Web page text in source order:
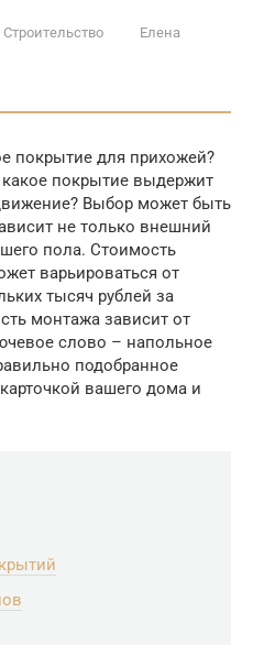
Строительство
Елена
покрытие для прихожей?
покрытие выдержит
Выбор может быть
не только внешний
пола. Стоимость
варьироваться от
тысяч рублей за
монтажа зависит от
слово – напольное
подобранное
вашего дома и